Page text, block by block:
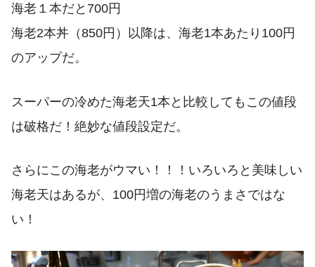
海老１本だと700円
海老2本丼（850円）以降は、海老1本あたり100円
のアップだ。
スーパーの冷めた海老天1本と比較してもこの値段
は破格だ！絶妙な値段設定だ。
さらにこの海老がウマい！！！いろいろと美味しい
海老天はあるが、100円増の海老のうまさではな
い！